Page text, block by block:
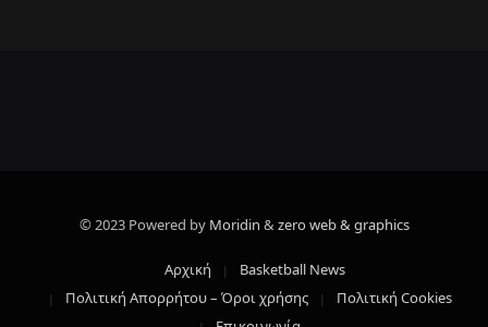
© 2023 Powered by Moridin & zero web & graphics
Αρχική
Basketball News
Πολιτική Απορρήτου – Όροι χρήσης
Πολιτική Cookies